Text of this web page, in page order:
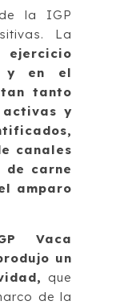
la IGP
La
y en el
tanto
y
canales
carne
amparo
Vaca
un
que
de la